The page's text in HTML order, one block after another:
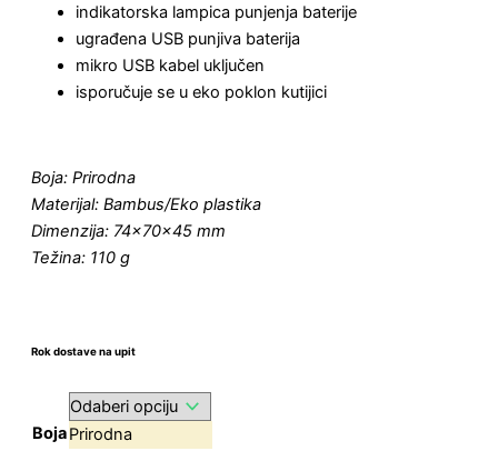
indikatorska lampica punjenja baterije
ugrađena USB punjiva baterija
mikro USB kabel uključen
isporučuje se u eko poklon kutijici
Boja: Prirodna
Materijal: Bambus/Eko plastika
Dimenzija: 74×70×45 mm
Težina: 110 g
Rok dostave na upit
BojaPrirodna